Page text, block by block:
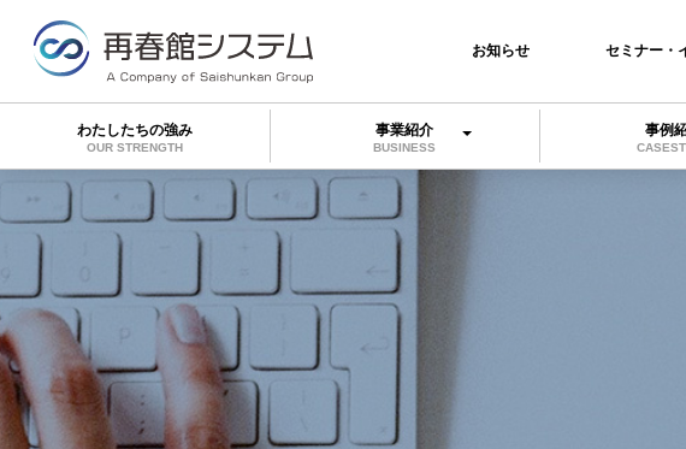
お知らせ セミナー・
わたしたちの強み
OUR STRENGTH
事業紹介
BUSINESS
事例